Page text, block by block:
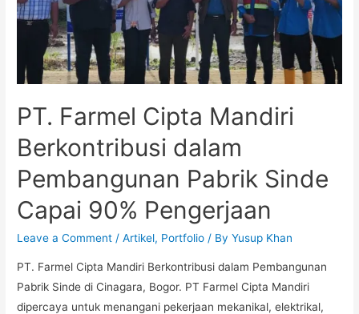
PT. Farmel Cipta Mandiri
Berkontribusi dalam
Pembangunan Pabrik Sinde
Capai 90% Pengerjaan
Leave a Comment /Artikel, Portfolio / ByYusup Khan
PT. Farmel Cipta Mandiri Berkontribusi dalam Pembangunan
Pabrik Sinde di Cinagara, Bogor. PT Farmel Cipta Mandiri
dipercaya untuk menangani pekerjaan mekanikal, elektrikal,